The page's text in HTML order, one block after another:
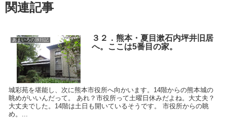
関連記事
あまいろの旅日記
３２．熊本・夏目漱石内坪井旧居
へ。ここは5番目の家。
城彩苑を堪能し、次に熊本市役所へ向かいます。14階からの熊本城の
眺めがいいんだって。 あれ？市役所って土曜日休みだよね。大丈夫？
大丈夫でした。14階は土日も開いているそうです。 市役所からの眺
め。...